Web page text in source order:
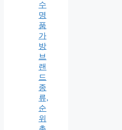
수
명
품
가
방
브
랜
드
종
류,
순
위